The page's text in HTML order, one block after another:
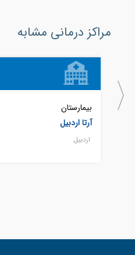
مراکز درمانی مشابه
بیمارستان
آرتا اردبیل
اردبيل